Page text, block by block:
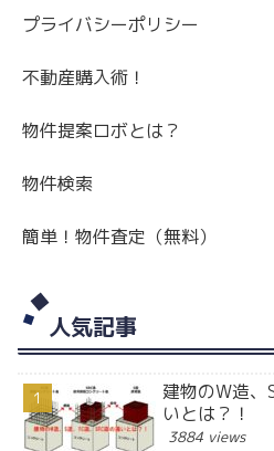
プライバシーポリシー
不動産購入術！
物件提案ロボとは？
物件検索
簡単！物件査定（無料）
人気記事
建物のW造、
いとは？！
3884 views